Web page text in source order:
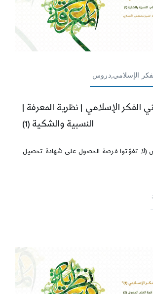
الإسلامي,دروس
الفكر الإسلامي | نظرية المعرفة |
النسبية والشكية (1)
(لا تفوّتوا فرصة الحصول على شهادة تحصيل